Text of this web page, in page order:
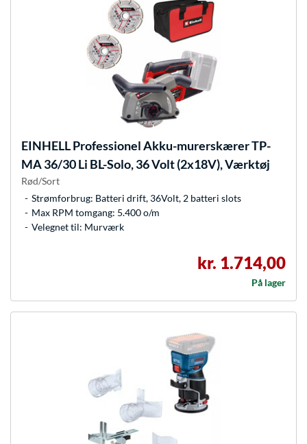
EINHELLProfessionel Akku-murerskærer TP-
MA 36/30 Li BL-Solo, 36 Volt (2x18V), Værktøj
Rød/Sort
Strømforbrug: Batteri drift, 36Volt, 2 batteri slots
Max RPM tomgang: 5.400 o/m
Velegnet til: Murværk
kr. 1.714,00
På lager